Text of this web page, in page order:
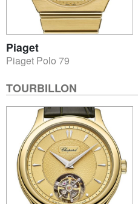
Piaget
Piaget Polo 79
TOURBILLON